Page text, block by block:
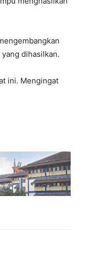
dihasilkan.
ini. Mengingat